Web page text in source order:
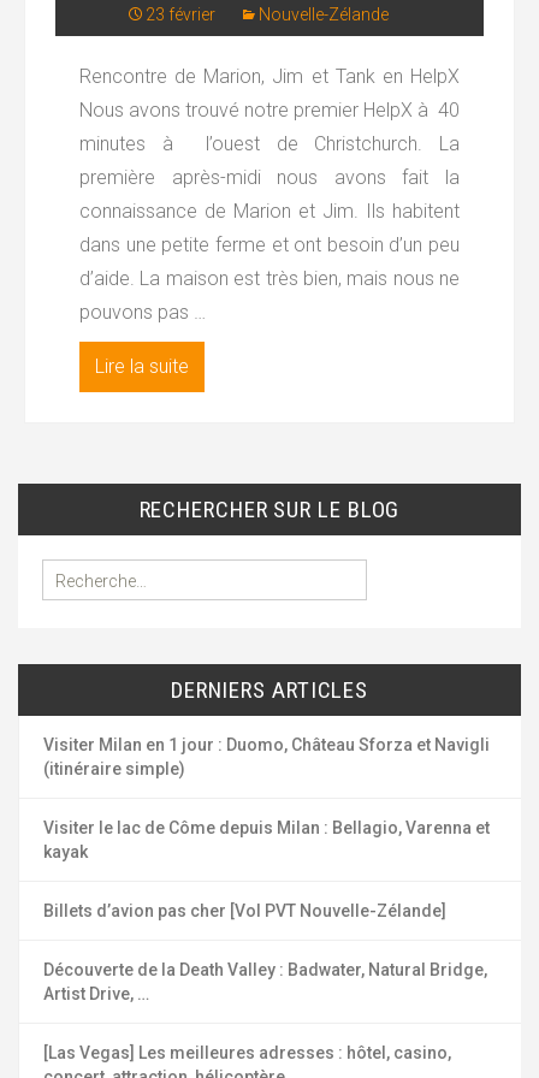
23 février Nouvelle-Zélande
Rencontre de Marion, Jim et Tank en HelpX
Nous avons trouvé notre premier HelpX à 40
minutes à l’ouest de Christchurch. La
première après-midi nous avons fait la
connaissance de Marion et Jim. Ils habitent
dans une petite ferme et ont besoin d’un peu
d’aide. La maison est très bien, mais nous ne
pouvons pas …
Lire la suite
RECHERCHER SUR LE BLOG
e
e
c
h
e
:
DERNIERS ARTICLES
Visiter Milan en 1 jour : Duomo, Château Sforza et Navigli
(itinéraire simple)
Visiter le lac de Côme depuis Milan : Bellagio, Varenna et
kayak
Billets d’avion pas cher [Vol PVT Nouvelle-Zélande]
Découverte de la Death Valley : Badwater, Natural Bridge,
Artist Drive, …
[Las Vegas] Les meilleures adresses : hôtel, casino,